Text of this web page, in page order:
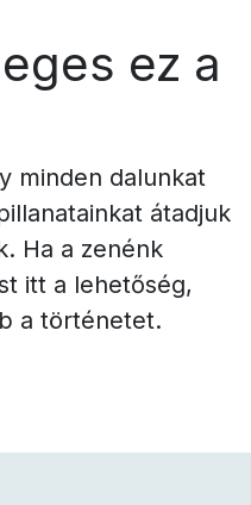
ez a
minden dalunkat
átadjuk
Ha a zenénk
itt a lehetőség,
a történetet.